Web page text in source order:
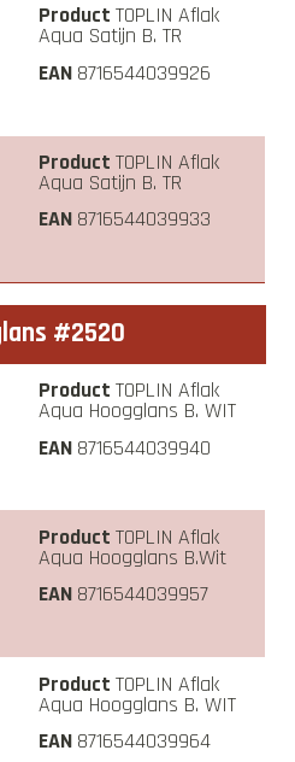
TOPLIN Aflak
Aqua Satijn B. TR
8716544039926
TOPLIN Aflak
Aqua Satijn B. TR
8716544039933
#2520
TOPLIN Aflak
Aqua Hoogglans B. WIT
8716544039940
TOPLIN Aflak
Aqua Hoogglans B.Wit
8716544039957
TOPLIN Aflak
Aqua Hoogglans B. WIT
8716544039964